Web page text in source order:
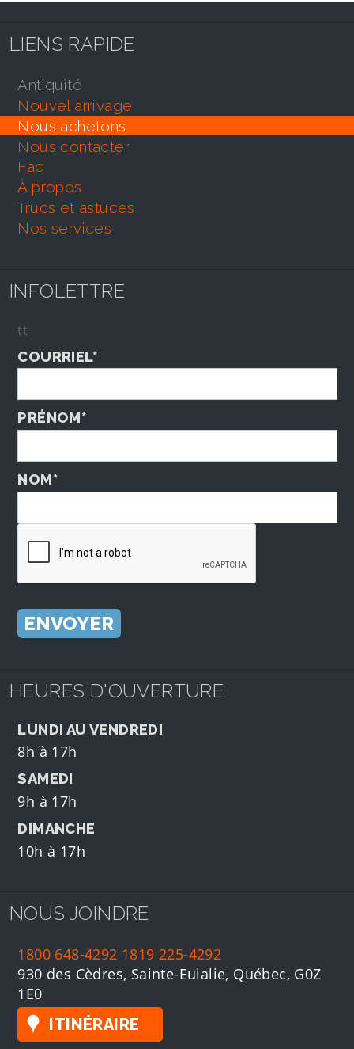
LIENS RAPIDE
antiquité
nouvel arrivage
nous achetons
nous contacter
faq
À propos
trucs et astuces
nos services
INFOLETTRE
tt
COURRIEL*
PRÉNOM*
NOM*
HEURES D'OUVERTURE
LUNDI AU VENDREDI
8h à 17h
SAMEDI
9h à 17h
DIMANCHE
10h à 17h
NOUS JOINDRE
1800 648-4292 1819 225-4292
930 des Cèdres, Sainte-Eulalie, Québec, G0Z
1E0
ITINÉRAIRE